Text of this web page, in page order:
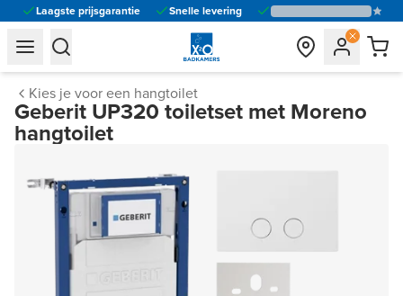
Laagste prijsgarantie Snelle levering
general.navigation.toggle_menu.label
general.navigation.toggle_menu.label
Kies je voor een hangtoilet
Geberit UP320 toiletset met Moreno
hangtoilet